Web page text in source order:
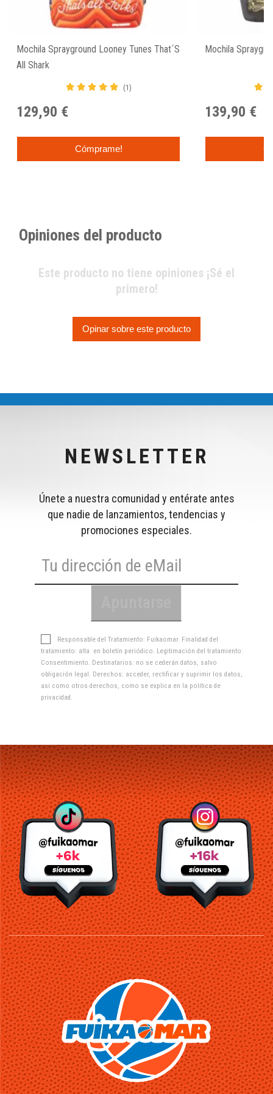
Mochila Sprayground Looney Tunes That´s
All Shark
(1)
129,90 €
Cómprame!
Mochila
139,90 €
Opiniones del producto
Este producto no tiene opiniones ¡Sé el
primero!
Opinar sobre este producto
NEWSLETTER
Únete a nuestra comunidad y entérate antes
que nadie de lanzamientos, tendencias y
promociones especiales.
Responsable del Tratamiento: Fuikaomar. Finalidad del
tratamiento: alta en boletín periódico. Legitimación del tratamiento:
Consentimiento. Destinatarios: no se cederán datos, salvo
obligación legal. Derechos: acceder, rectificar y suprimir los datos,
así como otros derechos, como se explica en la política de
privacidad